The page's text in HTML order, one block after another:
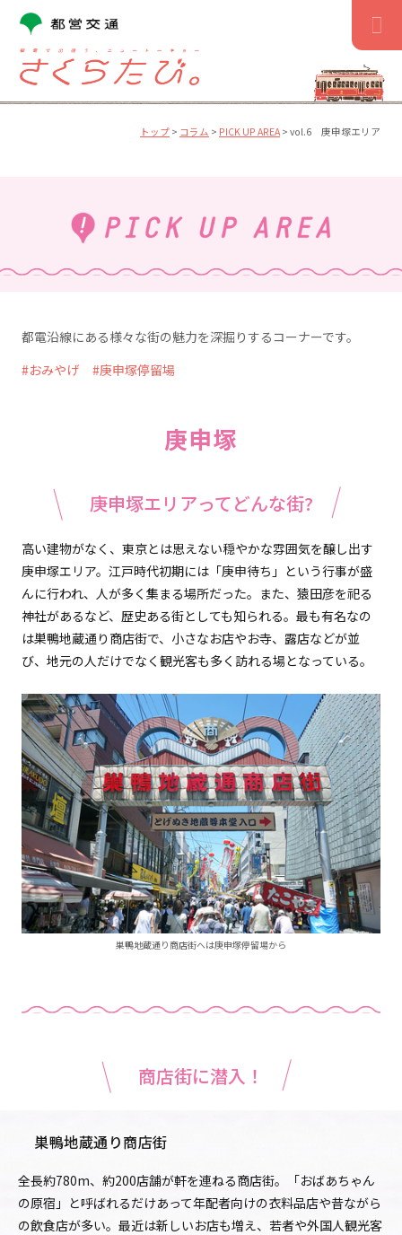
へ
トップ > コラム > PICK UP AREA > vol.6 庚申塚エリア
都電沿線にある様々な街の魅力を深掘りするコーナーです。
おみやげ
庚申塚停留場
庚申塚
庚申塚エリアってどんな街?
高い建物がなく、東京とは思えない穏やかな雰囲気を醸し出す
庚申塚エリア。江戸時代初期には「庚申待ち」という行事が盛
んに行われ、人が多く集まる場所だった。また、猿田彦を祀る
神社があるなど、歴史ある街としても知られる。最も有名なの
は巣鴨地蔵通り商店街で、小さなお店やお寺、露店などが並
び、地元の人だけでなく観光客も多く訪れる場となっている。
巣鴨地蔵通り商店街へは庚申塚停留場から
商店街に潜入！
巣鴨地蔵通り商店街
全長約780m、約200店舗が軒を連ねる商店街。「おばあちゃん
の原宿」と呼ばれるだけあって年配者向けの衣料品店や昔ながら
の飲食店が多い。最近は新しいお店も増え、若者や外国人観光客